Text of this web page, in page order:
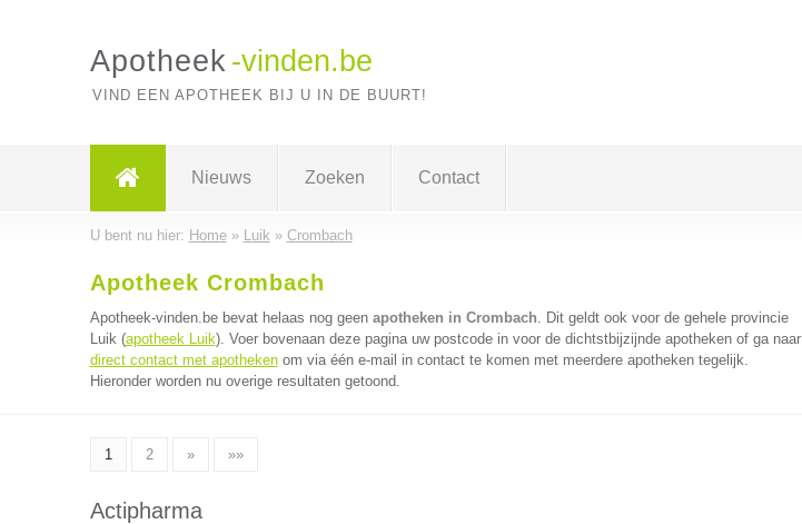
Apotheek -vinden.be
VIND EEN APOTHEEK BIJ U IN DE BUURT!
Nieuws Zoeken Contact
U bent nu hier: Home» Luik » Crombach
Apotheek Crombach
Apotheek-vinden.be bevat helaas nog geen apotheken in Crombach. Dit geldt ook voor de gehele provincie
Luik (apotheek Luik). Voer bovenaan deze pagina uw postcode in voor de dichtstbijzijnde apotheken of ga naar
direct contact met apothekenom via één e-mail in contact te komen met meerdere apotheken tegelijk.
Hieronder worden nu overige resultaten getoond.
1 2 » »»
Actipharma